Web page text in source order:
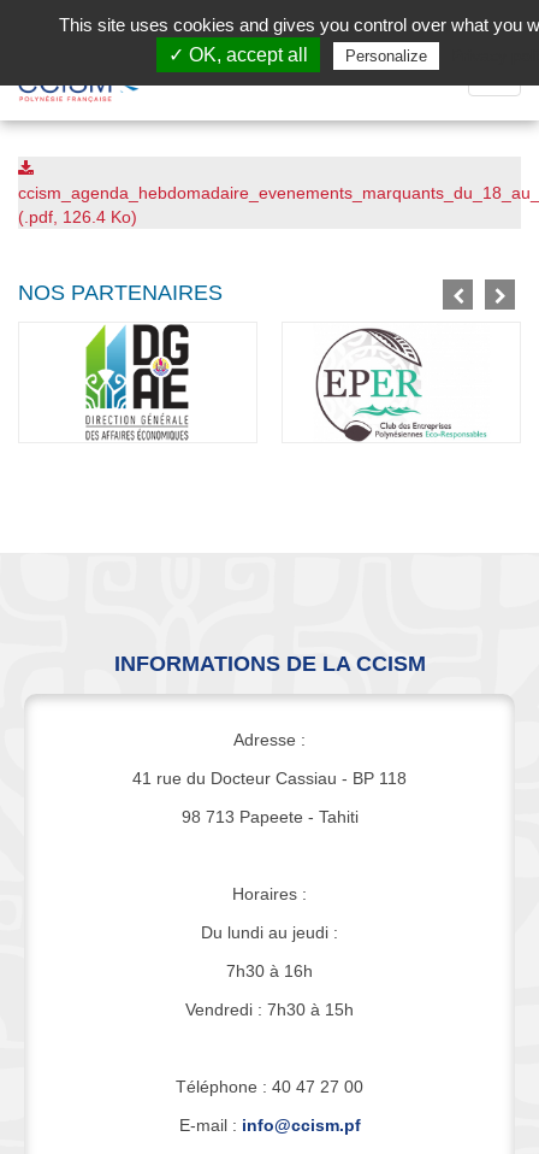
Facebook (Customer Chat) is disabled. ✓ Allow
la
(.pdf, 126.4 Ko)
NOS PARTENAIRES
INFORMATIONS DE LA CCISM
Adresse :
41 rue du Docteur Cassiau - BP 118
98 713 Papeete - Tahiti
Horaires :
Du lundi au jeudi :
7h30 à 16h
Vendredi : 7h30 à 15h
Téléphone : 40 47 27 00
E-mail : info@ccism.pf
This site uses cookies and gives you control over what you
✓ OK, accept all
Personalize